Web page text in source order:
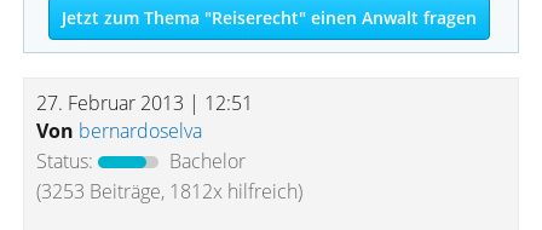
Jetzt zum Thema "Reiserecht" einen Anwalt fragen
27. Februar 2013 | 12:51
Von bernardoselva
Status:
Bachelor
(3253 Beiträge, 1812x hilfreich)